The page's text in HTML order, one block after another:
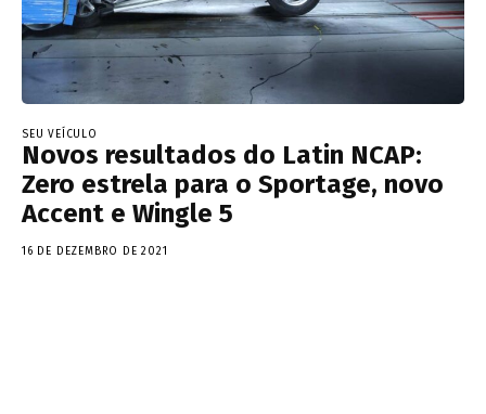
SEU VEÍCULO
Novos resultados do Latin NCAP:
Zero estrela para o Sportage, novo
Accent e Wingle 5
16 DE DEZEMBRO DE 2021